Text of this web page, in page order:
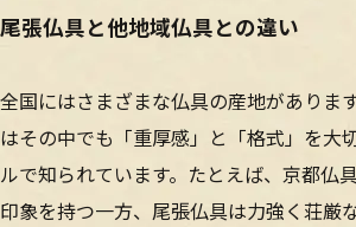
尾張仏具と他地域仏具との違い
全国にはさまざまな仏具の産地がありま
はその中でも「重厚感」と「格式」を大
ルで知られています。たとえば、京都仏
印象を持つ一方、尾張仏具は力強く荘厳